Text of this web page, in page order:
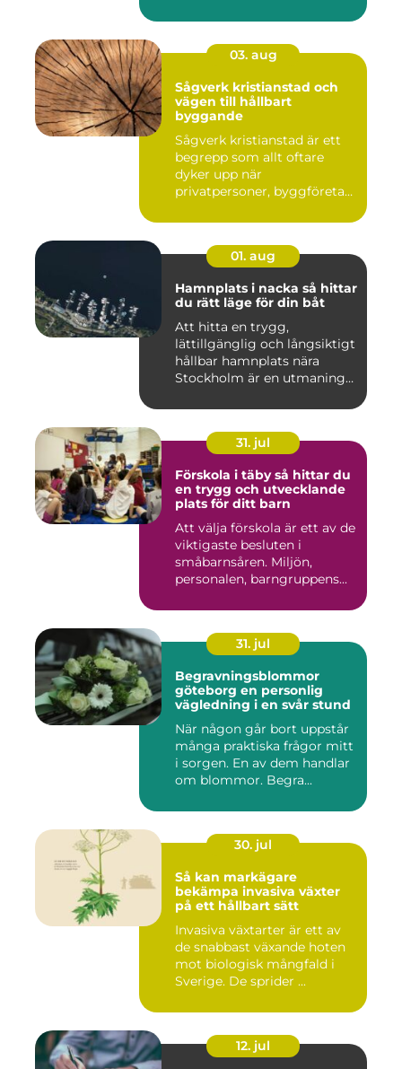
03. aug
Sågverk kristianstad och
vägen till hållbart
byggande
Sågverk kristianstad är ett
begrepp som allt oftare
dyker upp när
privatpersoner, byggföretag
01. aug
Hamnplats i nacka så hittar
du rätt läge för din båt
Att hitta en trygg,
lättillgänglig och långsiktigt
hållbar hamnplats nära
Stockholm är en utmaning
31. jul
Förskola i täby så hittar du
en trygg och utvecklande
plats för ditt barn
Att välja förskola är ett av de
viktigaste besluten i
småbarnsåren. Miljön,
personalen, barngruppens...
31. jul
Begravningsblommor
göteborg en personlig
vägledning i en svår stund
När någon går bort uppstår
många praktiska frågor mitt
i sorgen. En av dem handlar
om blommor. Begra...
30. jul
Så kan markägare
bekämpa invasiva växter
på ett hållbart sätt
Invasiva växtarter är ett av
de snabbast växande hoten
mot biologisk mångfald i
Sverige. De sprider ...
12. jul